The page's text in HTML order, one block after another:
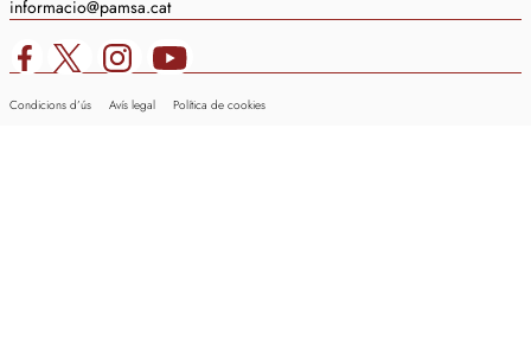
informacio@pamsa.cat
Condicions d’ús Avís legal Política de cookies